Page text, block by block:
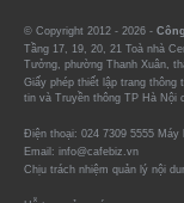
© Copyright 2012 - 2026 -
Tầng 17, 19, 20, 21 Toà nhà
Tưởng, phường Thanh Xuân,
Giấy phép thiết lập trang
tin và Truyền thông TP Hà Nội
Điện thoại: 024 7309 5555 Máy
Email: info@cafebiz.vn
Chịu trách nhiệm quản lý nội